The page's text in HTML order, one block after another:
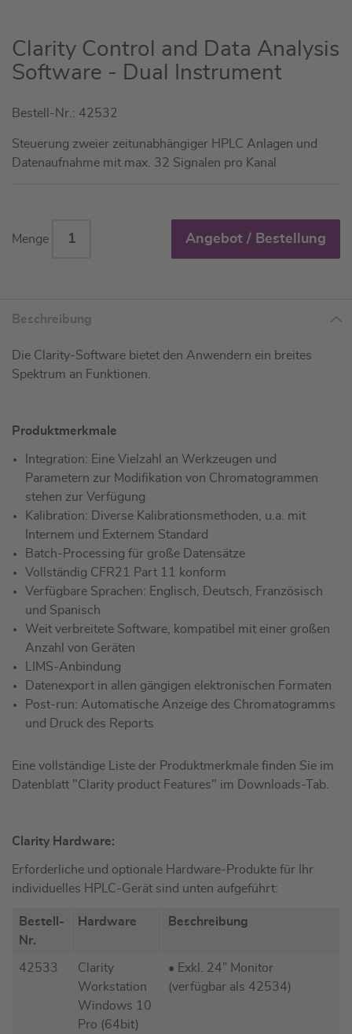
Zum
Anfang
der
springen
Clarity Control and Data Analysis
Software - Dual Instrument
Bestell-Nr.: 42532
Steuerung zweier zeitunabhängiger HPLC Anlagen und
Datenaufnahme mit max. 32 Signalen pro Kanal
Menge Angebot / Bestellung
Beschreibung
Die Clarity-Software bietet den Anwendern ein breites
Spektrum an Funktionen.
Produktmerkmale
Integration: Eine Vielzahl an Werkzeugen und
Parametern zur Modifikation von Chromatogrammen
stehen zur Verfügung
Kalibration: Diverse Kalibrationsmethoden, u.a. mit
Internem und Externem Standard
Batch-Processing für große Datensätze
Vollständig CFR21 Part 11 konform
Verfügbare Sprachen: Englisch, Deutsch, Französisch
und Spanisch
Weit verbreitete Software, kompatibel mit einer großen
Anzahl von Geräten
LIMS-Anbindung
Datenexport in allen gängigen elektronischen Formaten
Post-run: Automatische Anzeige des Chromatogramms
und Druck des Reports
Eine vollständige Liste der Produktmerkmale finden Sie im
Datenblatt "Clarity product Features" im Downloads-Tab.
Clarity Hardware:
Erforderliche und optionale Hardware-Produkte für Ihr
individuelles HPLC-Gerät sind unten aufgeführt:
Bestell-
Nr.
Hardware Beschreibung
42533
Clarity
Workstation
Windows 10
Pro (64bit)
• Exkl. 24” Monitor
(verfügbar als 42534)